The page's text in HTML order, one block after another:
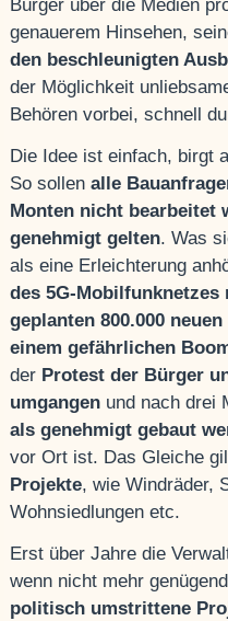
Bürger über die Medien
genauerem Hinsehen,
den beschleunigten
der Möglichkeit
Behören vorbei, schnell
Die Idee ist einfach, birgt
So sollenalle
Monten nicht bearbeitet
genehmigt gelten. Was
als eine Erleichterung
des 5G-
geplanten 800.000
einem gefährlichen
der Protest der Bürger
umgangen und nach drei
als genehmigt gebaut
vor Ort ist. Das Gleiche
Projekte, wie Windräder,
Wohnsiedlungen etc.
Erst über Jahre die
wenn nicht mehr
politisch umstrittene